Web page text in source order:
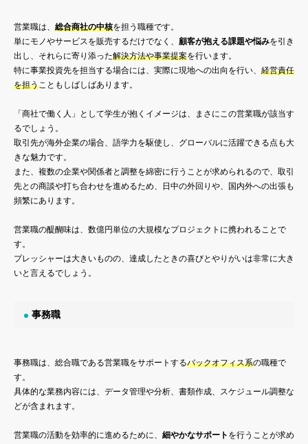
営業職は、 総合商社の中核を担う職種です。
単にモノやサービスを販売するだけでなく、 顧客が抱える課題や悩みを引き
出し、それらに寄り添った解決方法や事業提案を行います。
特に事業投資先を担当する場合には、実際に現地への出向を行い、 経営責任
を担うこともしばしばあります。
「商社で働く人」として学生が抱くイメージは、まさにこの営業職が該当す
るでしょう。
取引先が海外企業の場合、語学力を駆使し、グローバルに活躍できる点も大
きな魅力です。
また、複数の企業や関係者と調整を綿密に行うことが求められるので、取引
先との商談や打ち合わせを進めるため、日中の外回りや、国内外への出張も
頻繁にあります。
営業職の醍醐味は、数億円単位の大規模なプロジェクトに携われることで
す。
プレッシャーは大きいものの、達成したときの喜びとやりがいは非常に大き
いと言えるでしょう。
事務職
事務職は、総合職である営業職をサポートするバックオフィス系の職種で
す。
具体的な業務内容には、データ管理や分析、書類作成、スケジュール調整な
どが含まれます。
営業職の活動を効率的に進めるために、 細やかなサポート を行うことが求め